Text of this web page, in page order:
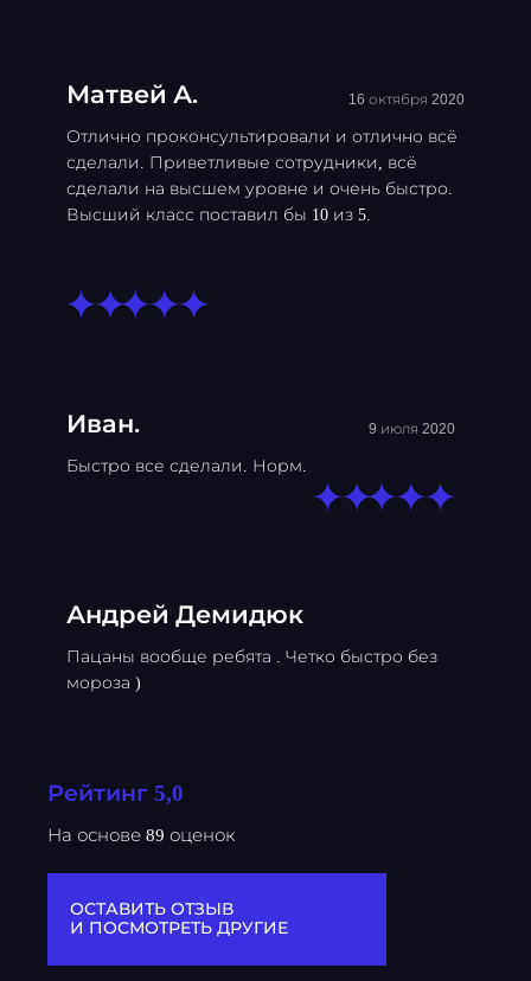
Матвей А. 16 октября 2020
Отлично проконсультировали и отлично всё
сделали. Приветливые сотрудники, всё
сделали на высшем уровне и очень быстро.
Высший класс поставил бы 10 из 5.
Иван. 9 июля 2020
Быстро все сделали. Норм.
Андрей Демидюк
Пацаны вообще ребята . Четко быстро без
мороза )
Рейтинг 5,0
На основе 89 оценок
ОСТАВИТЬ ОТЗЫВ
И ПОСМОТРЕТЬ ДРУГИЕ